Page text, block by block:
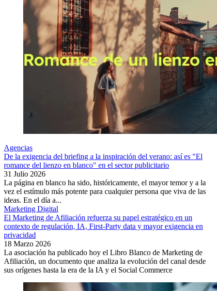
Agencias
De la exigencia del briefing a la inspiración del verano: así es "El
romance del lienzo en blanco" en el sector publicitario
31 Julio 2026
La página en blanco ha sido, históricamente, el mayor temor y a la
vez el estímulo más potente para cualquier persona que viva de las
ideas. En el día a...
Marketing Digital
El Marketing de Afiliación refuerza su papel estratégico en un
contexto de regulación, IA, First-Party data y mayor exigencia en
privacidad
18 Marzo 2026
La asociación ha publicado hoy el Libro Blanco de Marketing de
Afiliación, un documento que analiza la evolución del canal desde
sus orígenes hasta la era de la IA y el Social Commerce